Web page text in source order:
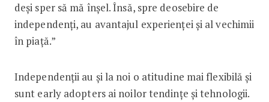
deși sper să mă înșel. Însă, spre deosebire de
independenți, au avantajul experienței și al vechimii
în piață.”
Independenții au și la noi o atitudine mai flexibilă și
sunt early adopters ai noilor tendințe și tehnologii.